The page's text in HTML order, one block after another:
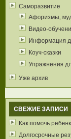
Саморазвитие
Афоризмы,
Видео-
Информация
Коуч-сказки
Упражнения
Уже архив
СВЕЖИЕ ЗАПИСИ
Как помочь
Долгосрочные